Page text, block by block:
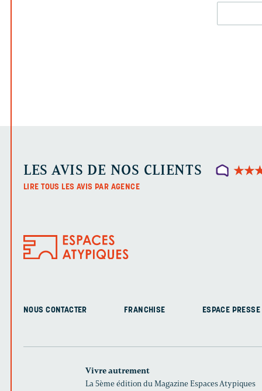
LES AVIS DE NOS CLIENTS ★★
★★
LIRE TOUS LES AVIS PAR AGENCE
NOUS CONTACTER FRANCHISE ESPACE PRESSE
Vivre autrement
La 5ème édition du Magazine Espaces Atypiques